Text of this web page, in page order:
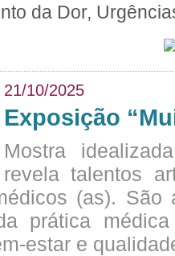
da Dor,
21/10/2025
Exposição
Mostra
revela talentos
(as). São
prática
estar e